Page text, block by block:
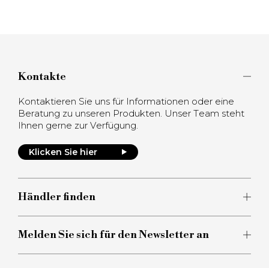
Kontakte
Kontaktieren Sie uns für Informationen oder eine
Beratung zu unseren Produkten. Unser Team steht
Ihnen gerne zur Verfügung.
Klicken Sie hier
Händler finden
Melden Sie sich für den Newsletter an